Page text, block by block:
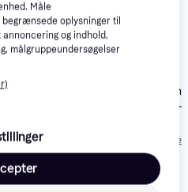
Vest - Dark Grey
kr.
Columbia
Springs Vest -
Eller 3
Måle
oplysninger til
og indhold,
målgruppeundersøgelser